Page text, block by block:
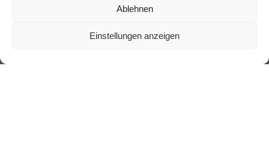
Ablehnen
Einstellungen anzeigen
Ergibt ca 12-15 Cupcakes
Für den Teig: